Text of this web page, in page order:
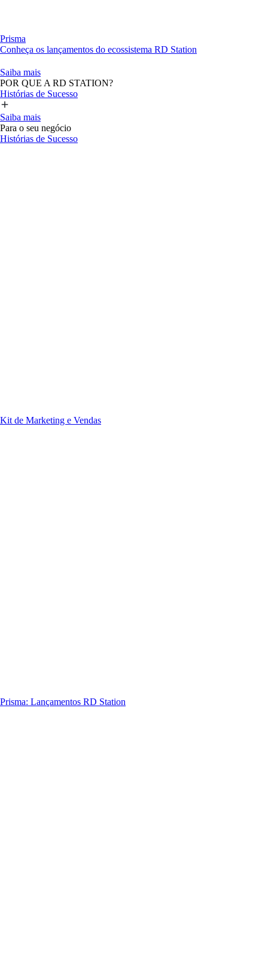
Prisma
Conheça os lançamentos do ecossistema RD Station
Saiba mais
POR QUE A RD STATION?
Histórias de Sucesso
Saiba mais
Para o seu negócio
Histórias de Sucesso
Kit de Marketing e Vendas
Prisma: Lançamentos RD Station